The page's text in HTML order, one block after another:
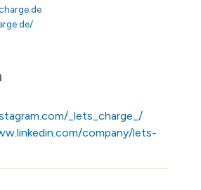
_lets_charge_/
company/lets-